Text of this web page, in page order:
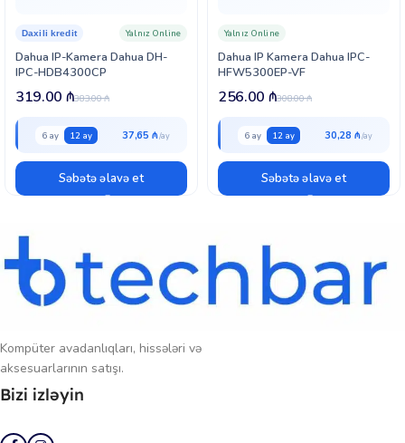
həllinə çevirir.
Dahua IP-Kamera Dahua DH-
IPC-HDB4300CP
Daxili kredit Yalnız Online
383.00₼
319.00 ₼
6 ay 12 ay 37,65 ₼
Səbətə əlavə et
Dahua IP Kamera Dahua IPC-
HFW5300EP-VF
Yalnız Online
308.00₼
256.00 ₼
6 ay 12 ay 30,28 ₼
Səbətə əlavə et
Kompüter avadanlıqları, hissələri və
aksesuarlarının satışı.
Bizi izləyin